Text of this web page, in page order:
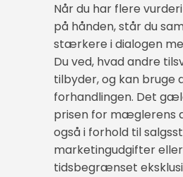
Når du har flere
på hånden, står du
stærkere i dialogen
Du ved, hvad andre
tilbyder, og kan bruge
forhandlingen. Det
prisen for mæglerens
også i forhold til
marketingudgifter
tidsbegrænset